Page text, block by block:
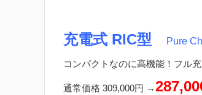
充電式 RIC型 Pure
コンパクトなのに高機能！フル
通常価格 309,000円 →